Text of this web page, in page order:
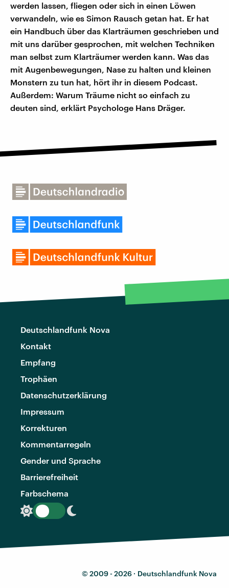
werden lassen, fliegen oder sich in einen Löwen
verwandeln, wie es Simon Rausch getan hat. Er hat
ein Handbuch über das Klarträumen geschrieben und
mit uns darüber gesprochen, mit welchen Techniken
man selbst zum Klarträumer werden kann. Was das
mit Augenbewegungen, Nase zu halten und kleinen
Monstern zu tun hat, hört ihr in diesem Podcast.
Außerdem: Warum Träume nicht so einfach zu
deuten sind, erklärt Psychologe Hans Dräger.
Deutschlandfunk Nova
Kontakt
Empfang
Trophäen
Datenschutzerklärung
Impressum
Korrekturen
Kommentarregeln
Gender und Sprache
Barrierefreiheit
Farbschema
© 2009 - 2026 · Deutschlandfunk Nova